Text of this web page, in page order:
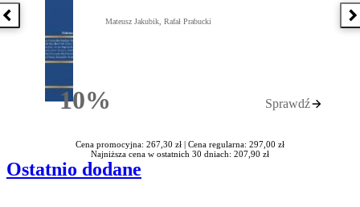
Poprzednia książka
10%Rabatu
Mateusz Jakubik, Rafał Prabucki
Sprawdź
Cena promocyjna: 267,30 zł | Cena regularna: 297,00 zł
Najniższa cena w ostatnich 30 dniach: 207,90 zł
Ostatnio dodane